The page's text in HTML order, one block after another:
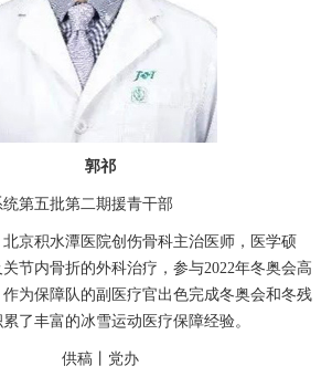
郭祁
第五批第二期援青干部
北京积水潭医院创伤骨科主治医师 ，医学硕
节内骨折的外科治疗，参与2022年冬奥会高
为保障队的副医疗官出色完成冬奥会和冬残
了丰富的冰雪运动医疗保障经验。
供稿丨 党办